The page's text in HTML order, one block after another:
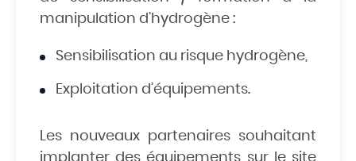
manipulation d’hydrogène :
Sensibilisation au risque hydrogène,
Exploitation d’équipements.
Les nouveaux partenaires souhaitant
implanter des équipements sur le site